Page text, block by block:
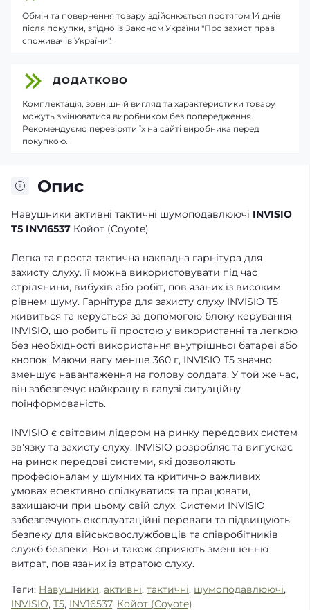
Опис
Навушники активні тактичні шумоподавлюючі INVISIO
T5 INV16537 Койот (Coyote)
Легка та проста тактична накладна гарнітура для
захисту слуху. Її можна використовувати під час
стрілянини, вибухів або робіт, пов'язаних із високим
рівнем шуму. Гарнітура для захисту слуху INVISIO T5
живиться та керується за допомогою блоку керування
INVISIO, що робить її простою у використанні та легкою
без необхідності використання внутрішньої батареї або
кнопок. Маючи вагу менше 360 г, INVISIO T5 значно
зменшує навантаження на голову солдата. У той же час,
він забезпечує найкращу в галузі ситуаційну
поінформованість.
INVISIO є світовим лідером на ринку передових систем
зв'язку та захисту слуху. INVISIO розробляє та випускає
на ринок передові системи, які дозволяють
професіоналам у шумних та критично важливих
умовах ефективно спілкуватися та працювати,
захищаючи при цьому свій слух. Системи INVISIO
забезпечують експлуатаційні переваги та підвищують
безпеку для військовослужбовців та співробітників
служб безпеки. Вони також сприяють зменшенню
витрат, пов'язаних із втратою слуху.
Теги: Навушники, активні, тактичні, шумоподавлюючі,
INVISIO, T5, INV16537, Койот (Coyote)
Обмін та повернення товару здійснюється протягом 14 днів
після покупки, згідно із Законом України "Про захист прав
споживачів України".
ДОДАТКОВО
Комплектація, зовнішній вигляд та характеристики товару
можуть змінюватися виробником без попередження.
Рекомендуємо перевіряти їх на сайті виробника перед
покупкою.